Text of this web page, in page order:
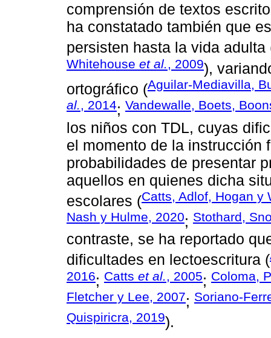
comprensión de textos
ha constatado también que
persisten hasta la vida adulta
Whitehouse et al., 2009),
ortográfico (Aguilar-Mediavilla,
al., 2014; Vandewalle, Boets,
los niños con TDL, cuyas
el momento de la instrucción
probabilidades de presentar
aquellos en quienes dicha
escolares (Catts, Adlof, Hogan y
Nash y Hulme, 2020; Stothard,
contraste, se ha reportado
dificultades en lectoescritura (
2016; Catts et al., 2005; Coloma,
Fletcher y Lee, 2007; Soriano-
Quispiricra, 2019).